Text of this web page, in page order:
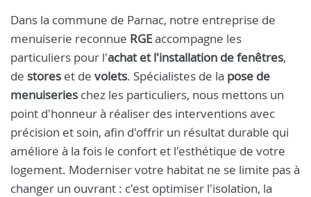
Dans la commune de Parnac, notre entreprise de
menuiserie reconnue RGEaccompagne les
particuliers pour l'achat et l'installation de fenêtres,
de stores et de volets. Spécialistes de la pose de
menuiseries chez les particuliers, nous mettons un
point d'honneur à réaliser des interventions avec
précision et soin, afin d'offrir un résultat durable qui
améliore à la fois le confort et l'esthétique de votre
logement. Moderniser votre habitat ne se limite pas à
changer un ouvrant : c'est optimiser l'isolation, la